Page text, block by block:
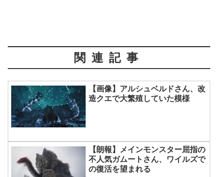
関連記事
【画像】アルシュベルドさん、改
造クエで大繁殖していた模様
【朗報】メインモンスター屈指の
不人気ガムートさん、ワイルズで
の復活を望まれる